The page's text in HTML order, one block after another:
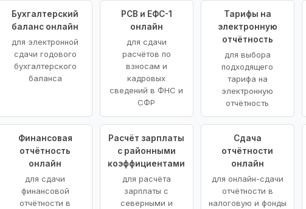
Бухгалтерский
баланс онлайн
для электронной
сдачи годового
бухгалтерского
баланса
РСВ и ЕФС-1
онлайн
для сдачи
расчётов по
взносам и
кадровых
сведений в ФНС и
СФР
Тарифы на
электронную
отчётность
для выбора
подходящего
тарифа на
электронную
отчётность
Финансовая
отчётность
онлайн
для сдачи
финансовой
отчётности в
Расчёт зарплаты
с районными
коэффициентами
для расчёта
зарплаты с
северными и
Сдача
отчётности
онлайн
для онлайн-сдачи
отчётности в
налоговую и фонды